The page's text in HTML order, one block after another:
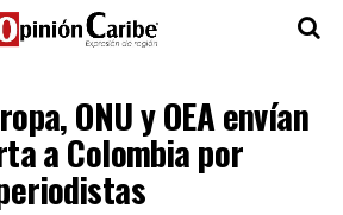
ONU y OEA envían
a Colombia por